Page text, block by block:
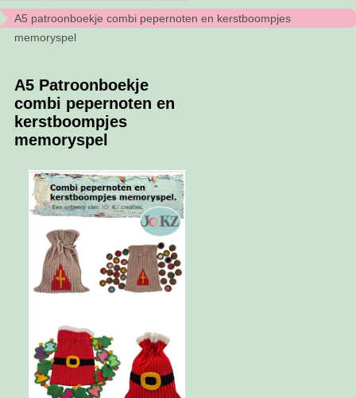
A5 patroonboekje combi pepernoten en kerstboompjes
memoryspel
A5 Patroonboekje
combi pepernoten en
kerstboompjes
memoryspel